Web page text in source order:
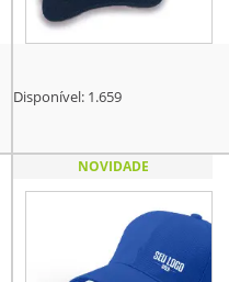
Disponível: 1.659
NOVIDADE